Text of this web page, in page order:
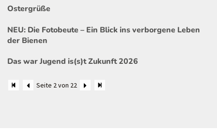
Ostergrüße
NEU: Die Fotobeute – Ein Blick ins verborgene Leben
der Bienen
Das war Jugend is(s)t Zukunft 2026
Seite 2 von 22